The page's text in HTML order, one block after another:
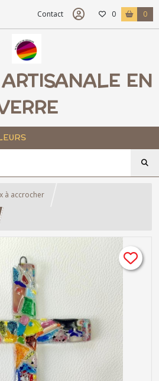
Contact 0 0
EN
à accrocher